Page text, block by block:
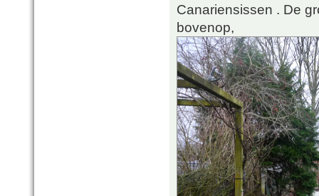
Canariensissen . De
bovenop,